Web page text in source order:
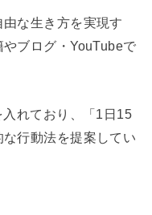
な生き方を実現す
ブログ・YouTubeで
れており、「1日15
行動法を提案してい